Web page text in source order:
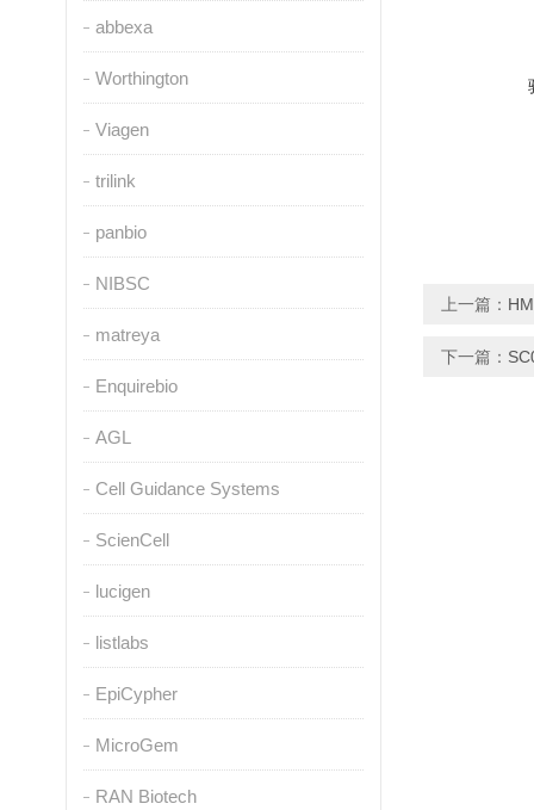
abbexa
Worthington
Viagen
trilink
panbio
NIBSC
matreya
Enquirebio
AGL
Cell Guidance Systems
ScienCell
lucigen
listlabs
EpiCypher
MicroGem
RAN Biotech
上一篇：
下一篇：